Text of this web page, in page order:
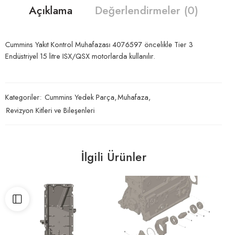
Açıklama Değerlendirmeler (0)
Cummins Yakıt Kontrol Muhafazası 4076597 öncelikle Tier 3
Endüstriyel 15 litre ISX/QSX motorlarda kullanılır.
Kategoriler: Cummins Yedek Parça,Muhafaza,
Revizyon Kitleri ve Bileşenleri
İlgili Ürünler